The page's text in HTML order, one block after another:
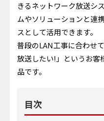
きるネットワーク放送シ
ムやソリューションと連
スとして活用できます。
普段のLAN工事に合わせ
放送したい!」というお客
品です。
目次